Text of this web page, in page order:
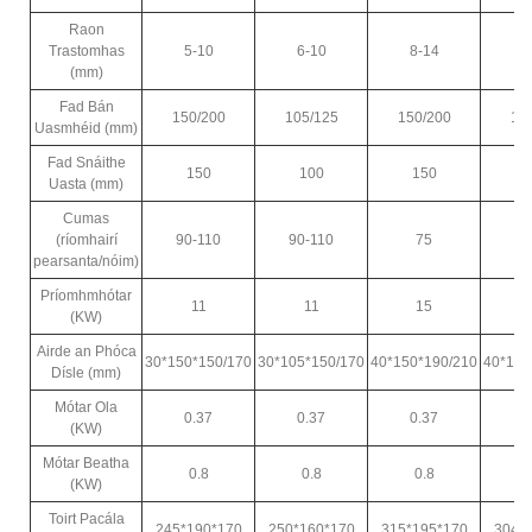
Raon
Trastomhas
(mm)
5-10 6-10 8-14
Fad Bán
Uasmhéid (mm)
150/200 105/125 150/200
Fad Snáithe
Uasta (mm)
150 100 150
Cumas
(ríomhairí
pearsanta/nóim)
90-110 90-110 75
Príomhmhótar
(KW)
11 11 15
Airde an Phóca
Dísle (mm)
30*150*150/170 30*105*150/170 40*150*190/210
Mótar Ola
(KW)
0.37 0.37 0.37
Mótar Beatha
(KW)
0.8 0.8 0.8
Toirt Pacála